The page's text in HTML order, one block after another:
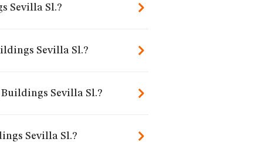
Sevilla Sl.?
Sevilla Sl.?
Sevilla Sl.?
Sevilla Sl.?